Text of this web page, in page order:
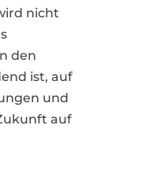
nicht
den
ist, auf
und
auf